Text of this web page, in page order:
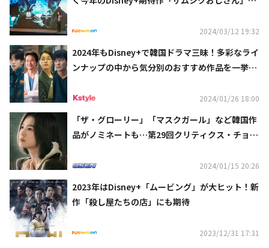
2024/03/12 19:32
2024年もDisney+で韓国ドラマ三昧！多彩なライ
ンナップの中から気分別のおすすめ作品を一挙紹
2024/01/26 18:00
「ザ・グローリー」「マスクガール」など韓国作
品がノミネートも…第29回クリティクス・チョイ
2024/01/15 20:26
2023年はDisney+「ムービング」が大ヒット！新
作「殺し屋たちの店」にも期待
2023/12/31 17:31